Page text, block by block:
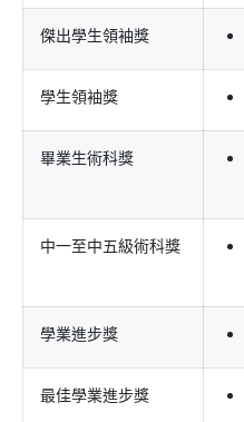
傑出學生領袖獎
學生領袖獎
畢業生術科獎
中一至中五級術科獎
學業進步獎
最佳學業進步獎